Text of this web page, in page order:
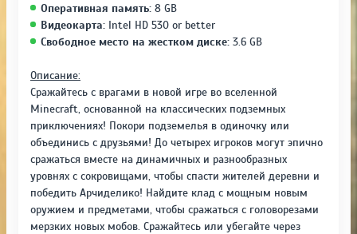
Оперативная память: 8 GB
Видеокарта: Intel HD 530 or better
Свободное место на жестком диске: 3.6 GB
Описание:
Сражайтесь с врагами в новой игре во вселенной
Minecraft, основанной на классических подземных
приключениях! Покори подземелья в одиночку или
объединись с друзьями! До четырех игроков могут эпично
сражаться вместе на динамичных и разнообразных
уровнях с сокровищами, чтобы спасти жителей деревни и
победить Арчиделико! Найдите клад с мощным новым
оружием и предметами, чтобы сражаться с головорезами
мерзких новых мобов. Сражайтесь или убегайте через